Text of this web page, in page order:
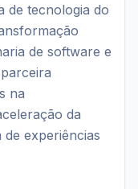
de tecnologia do
de software e
na
da
experiências